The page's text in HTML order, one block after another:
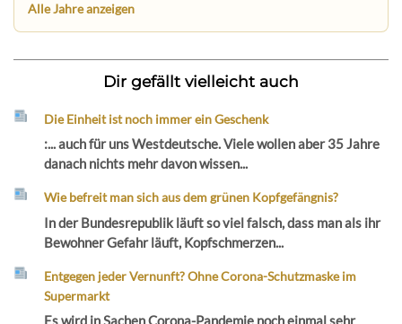
Alle Jahre anzeigen
Dir gefällt vielleicht auch
Die Einheit ist noch immer ein Geschenk
:... auch für uns Westdeutsche. Viele wollen aber 35 Jahre
danach nichts mehr davon wissen...
Wie befreit man sich aus dem grünen Kopfgefängnis?
In der Bundesrepublik läuft so viel falsch, dass man als ihr
Bewohner Gefahr läuft, Kopfschmerzen...
Entgegen jeder Vernunft? Ohne Corona-Schutzmaske im
Supermarkt
Es wird in Sachen Corona-Pandemie noch einmal sehr